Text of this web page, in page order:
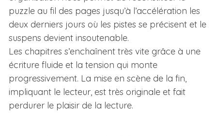
puzzle au fil des pages jusqu’à l’accélération les
deux derniers jours où les pistes se précisent et le
suspens devient insoutenable.
Les chapitres s’enchaînent très vite grâce à une
écriture fluide et la tension qui monte
progressivement. La mise en scène de la fin,
impliquant le lecteur, est très originale et fait
perdurer le plaisir de la lecture.